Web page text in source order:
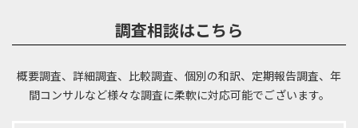
調査相談はこちら
概要調査、詳細調査、比較調査、個別の和訳、定期報告調査、年
間コンサルなど様々な調査に柔軟に対応可能でございます。